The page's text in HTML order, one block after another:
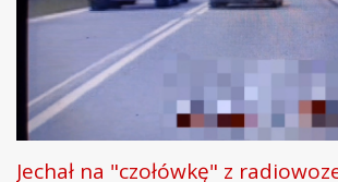
Jechał na "czołówkę" z